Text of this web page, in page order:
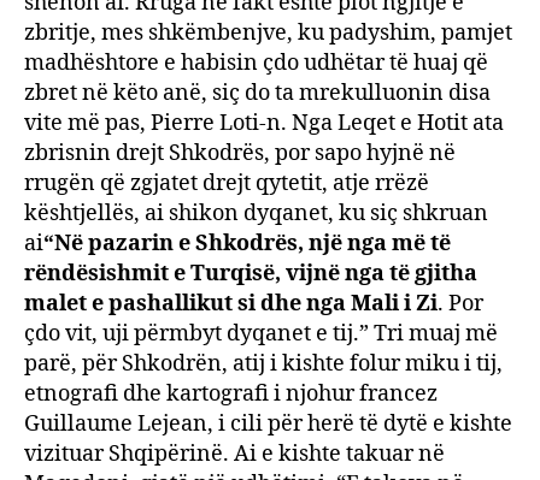
zbritje, mes shkëmbenjve, ku padyshim, pamjet
madhështore e habisin çdo udhëtar të huaj që
zbret në këto anë, siç do ta mrekulluonin disa
vite më pas, Pierre Loti-n. Nga Leqet e Hotit ata
zbrisnin drejt Shkodrës, por sapo hyjnë në
rrugën që zgjatet drejt qytetit, atje rrëzë
kështjellës, ai shikon dyqanet, ku siç shkruan
ai“Në pazarin e Shkodrës, një nga më të
rëndësishmit e Turqisë, vijnë nga të gjitha
malet e pashallikut si dhe nga Mali i Zi. Por
çdo vit, uji përmbyt dyqanet e tij.” Tri muaj më
parë, për Shkodrën, atij i kishte folur miku i tij,
etnografi dhe kartografi i njohur francez
Guillaume Lejean, i cili për herë të dytë e kishte
vizituar Shqipërinë. Ai e kishte takuar në